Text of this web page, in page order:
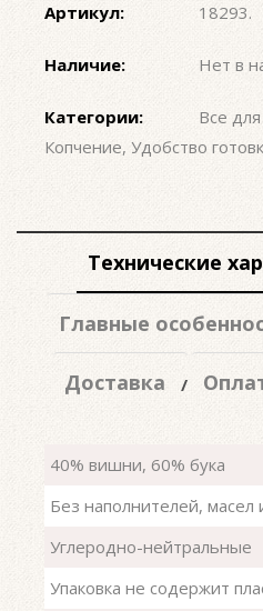
Артикул: 18293.
Наличие: Нет в
Категории: Все
Копчение,Удобство
Технические
Главные
Доставка
40% вишни, 60% бука
Без наполнителей, масел
Углеродно-нейтральные
Упаковка не содержит